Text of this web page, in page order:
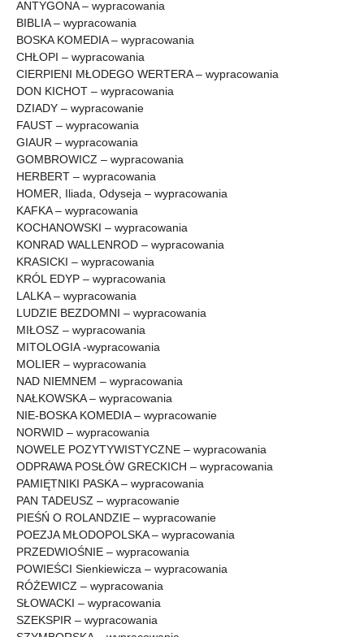
ANTYGONA – wypracowania
BIBLIA – wypracowania
BOSKA KOMEDIA – wypracowania
CHŁOPI – wypracowania
CIERPIENI MŁODEGO WERTERA – wypracowania
DON KICHOT – wypracowania
DZIADY – wypracowanie
FAUST – wypracowania
GIAUR – wypracowania
GOMBROWICZ – wypracowania
HERBERT – wypracowania
HOMER, Iliada, Odyseja – wypracowania
KAFKA – wypracowania
KOCHANOWSKI – wypracowania
KONRAD WALLENROD – wypracowania
KRASICKI – wypracowania
KRÓL EDYP – wypracowania
LALKA – wypracowania
LUDZIE BEZDOMNI – wypracowania
MIŁOSZ – wypracowania
MITOLOGIA -wypracowania
MOLIER – wypracowania
NAD NIEMNEM – wypracowania
NAŁKOWSKA – wypracowania
NIE-BOSKA KOMEDIA – wypracowanie
NORWID – wypracowania
NOWELE POZYTYWISTYCZNE – wypracowania
ODPRAWA POSŁÓW GRECKICH – wypracowania
PAMIĘTNIKI PASKA – wypracowania
PAN TADEUSZ – wypracowanie
PIEŚŃ O ROLANDZIE – wypracowanie
POEZJA MŁODOPOLSKA – wypracowania
PRZEDWIOŚNIE – wypracowania
POWIEŚCI Sienkiewicza – wypracowania
RÓŻEWICZ – wypracowania
SŁOWACKI – wypracowania
SZEKSPIR – wypracowania